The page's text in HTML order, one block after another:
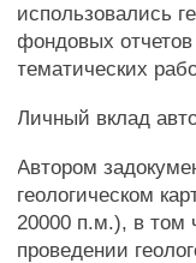
использовались
фондовых
тематических
Личный вклад
Автором
геологическом
20000 п.м.), в том
проведении